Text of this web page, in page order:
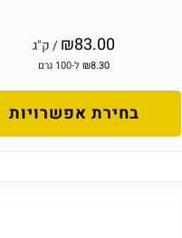
₪83.00 / ק"ג
₪8.30 ל-100 גרם
בחירת אפשרויות